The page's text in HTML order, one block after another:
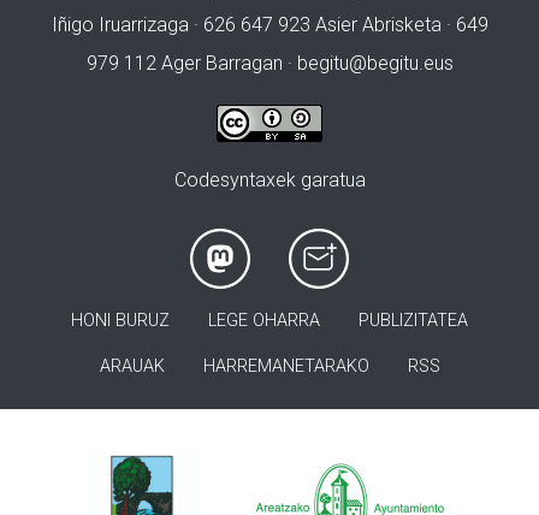
Iñigo Iruarrizaga · 626 647 923 Asier Abrisketa · 649
979 112 Ager Barragan · begitu@begitu.eus
Codesyntaxek garatua
HONI BURUZ LEGE OHARRA PUBLIZITATEA
ARAUAK HARREMANETARAKO RSS